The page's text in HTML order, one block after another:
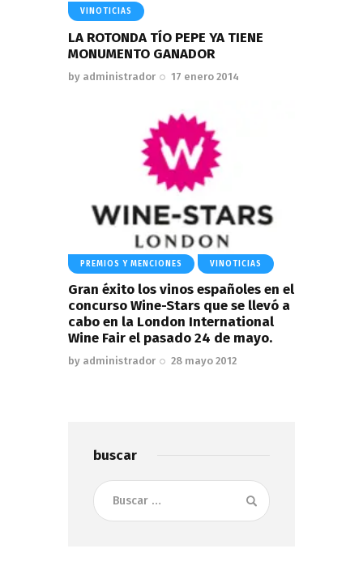
VINOTICIAS
LA ROTONDA TÍO PEPE YA TIENE
MONUMENTO GANADOR
by administrador 17 enero 2014
PREMIOS Y MENCIONES VINOTICIAS
Gran éxito los vinos españoles en el
concurso Wine-Stars que se llevó a
cabo en la London International
Wine Fair el pasado 24 de mayo.
by administrador 28 mayo 2012
buscar
Buscar: